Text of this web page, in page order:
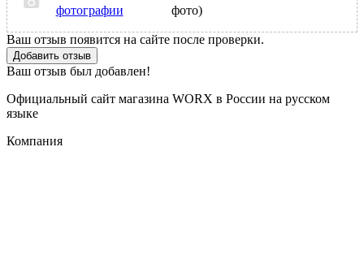
фотографии
фото)
Ваш отзыв появится на сайте после проверки.
Добавить отзыв
Ваш отзыв был добавлен!
Официальный сайт магазина WORX в России на русском
языке
Компания